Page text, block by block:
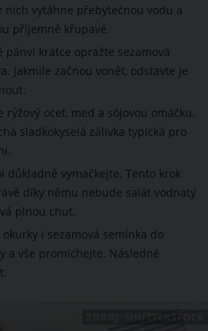
nich vytáhne přebytečnou vodu a
příjemně křupavé.
pánvi krátce opražte sezamová
Jakmile začnou vonět, odstavte je
rýžový ocet, med a sójovou omáčku.
sladkokyselá zálivka typická pro
důkladně vymačkejte. Tento krok
díky němu nebude salát vodnatý
plnou chuť.
i sezamová semínka do
a vše promíchejte. Následně